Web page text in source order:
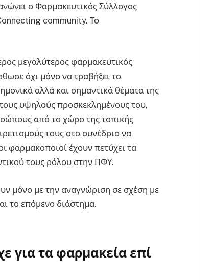
ο Φαρμακευτικός Σύλλογος
community. Το
μεγαλύτερος φαρμακευτικός
όχι μόνο να τραβήξει το
αλλά και σημαντικά θέματα της
υψηλούς προσκεκλημένους του,
από το χώρο της τοπικής
τους στο συνέδριο να
φαρμακοποιοί έχουν πετύχει τα
τους ρόλου στην ΠΦΥ.
μόνο με την αναγνώριση σε σχέση με
το επόμενο διάστημα.
για τα φαρμακεία επί